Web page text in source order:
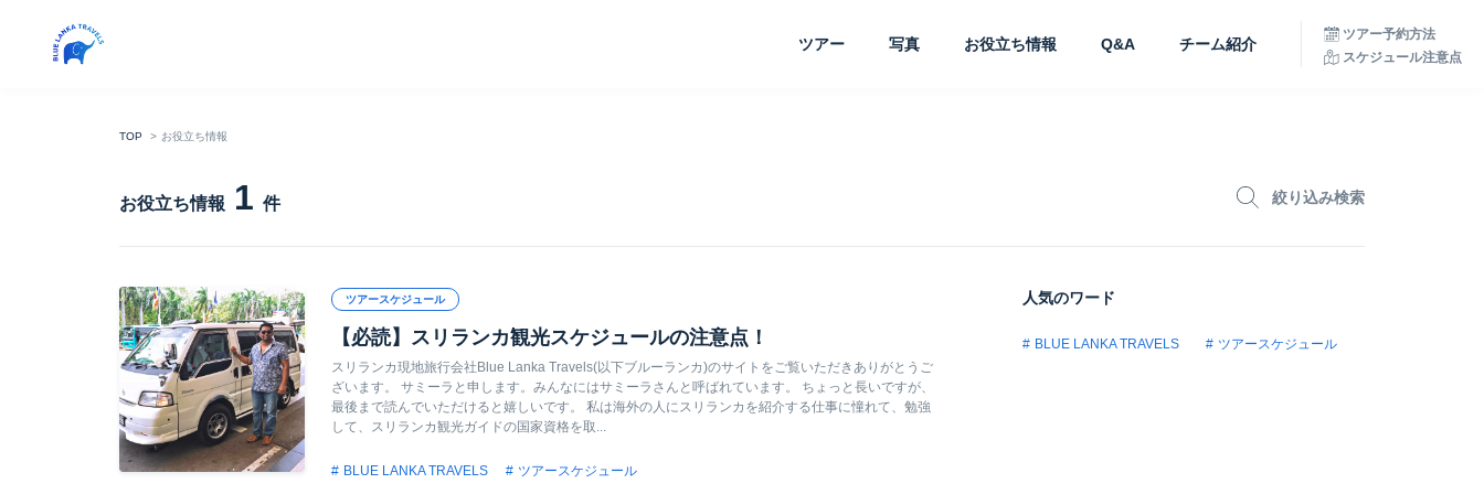
ツアー 写真 お役立ち情報 Q&A チーム紹介
ツアー予約方法
スケジュール注意点
TOP お役立ち情報
お役立ち情報 1 件 絞り込み検索
ツアースケジュール
【必読】スリランカ観光スケジュールの注意点！
スリランカ現地旅行会社Blue Lanka Travels(以下ブルーランカ)のサイトをご覧いただきありがとうご
ざいます。 サミーラと申します。みんなにはサミーラさんと呼ばれています。 ちょっと長いですが、
最後まで読んでいただけると嬉しいです。 私は海外の人にスリランカを紹介する仕事に憧れて、勉強
して、スリランカ観光ガイドの国家資格を取...
BLUE LANKA TRAVELS ツアースケジュール
人気のワード
BLUE LANKA TRAVELS ツアースケジュール